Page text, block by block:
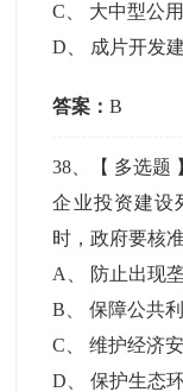
C
大中型公
D
成片开发
答案：B
38 、【 多选题
企业投资建设
时，政府要
A
防止出现
B 、保障公共
C 、维护经济
D 、保护生态